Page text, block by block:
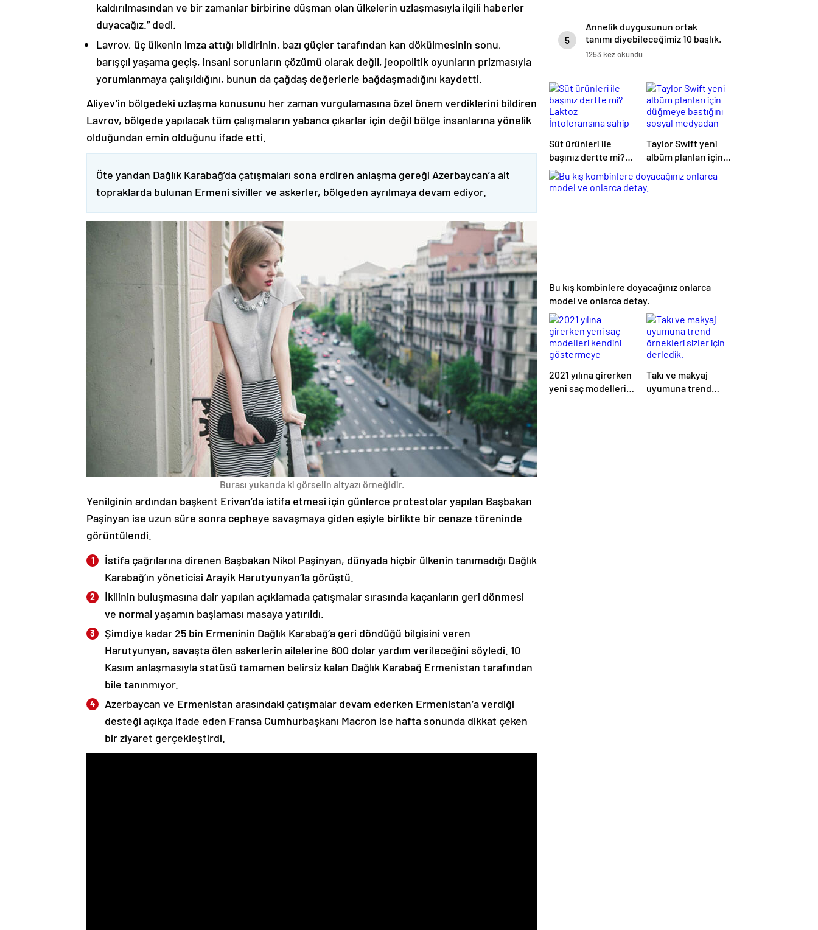
kaldırılmasından ve bir zamanlar birbirine düşman olan ülkelerin uzlaşmasıyla ilgili haberler
duyacağız.” dedi.
Lavrov, üç ülkenin imza attığı bildirinin, bazı güçler tarafından kan dökülmesinin sonu,
barışçıl yaşama geçiş, insani sorunların çözümü olarak değil, jeopolitik oyunların prizmasıyla
yorumlanmaya çalışıldığını, bunun da çağdaş değerlerle bağdaşmadığını kaydetti.
Aliyev’in bölgedeki uzlaşma konusunu her zaman vurgulamasına özel önem verdiklerini bildiren
Lavrov, bölgede yapılacak tüm çalışmaların yabancı çıkarlar için değil bölge insanlarına yönelik
olduğundan emin olduğunu ifade etti.
Öte yandan Dağlık Karabağ’da çatışmaları sona erdiren anlaşma gereği Azerbaycan’a ait
topraklarda bulunan Ermeni siviller ve askerler, bölgeden ayrılmaya devam ediyor.
Burası yukarıda ki görselin altyazı örneğidir.
Yenilginin ardından başkent Erivan’da istifa etmesi için günlerce protestolar yapılan Başbakan
Paşinyan ise uzun süre sonra cepheye savaşmaya giden eşiyle birlikte bir cenaze töreninde
görüntülendi.
İstifa çağrılarına direnen Başbakan Nikol Paşinyan, dünyada hiçbir ülkenin tanımadığı Dağlık
Karabağ’ın yöneticisi Arayik Harutyunyan’la görüştü.
İkilinin buluşmasına dair yapılan açıklamada çatışmalar sırasında kaçanların geri dönmesi
ve normal yaşamın başlaması masaya yatırıldı.
Şimdiye kadar 25 bin Ermeninin Dağlık Karabağ’a geri döndüğü bilgisini veren
Harutyunyan, savaşta ölen askerlerin ailelerine 600 dolar yardım verileceğini söyledi. 10
Kasım anlaşmasıyla statüsü tamamen belirsiz kalan Dağlık Karabağ Ermenistan tarafından
bile tanınmıyor.
Azerbaycan ve Ermenistan arasındaki çatışmalar devam ederken Ermenistan’a verdiği
desteği açıkça ifade eden Fransa Cumhurbaşkanı Macron ise hafta sonunda dikkat çeken
bir ziyaret gerçekleştirdi.
5
Annelik duygusunun ortak
tanımı diyebileceğimiz 10 başlık.
1253 kez okundu
Süt ürünleri ile
başınız dertte mi?
Laktoz
İntoleransına sahip
Taylor Swift yeni
albüm planları için
düğmeye bastığını
sosyal medyadan
Bu kış kombinlere doyacağınız onlarca
model ve onlarca detay.
2021 yılına girerken
yeni saç modelleri
Takı ve makyaj
uyumuna trend